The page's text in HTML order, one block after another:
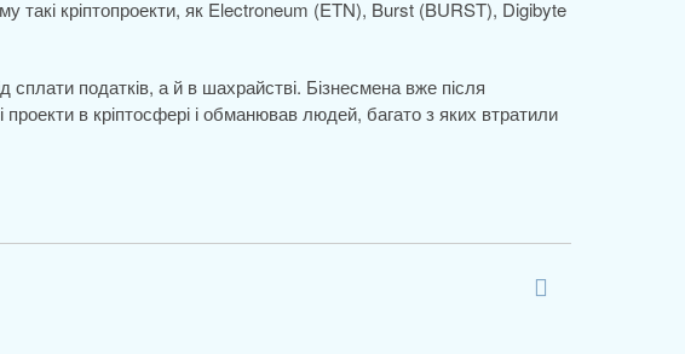
такі кріптопроекти, як Electroneum (ETN), Burst (BURST), Digibyte
податків, а й в шахрайстві. Бізнесмена вже після
в кріптосфері і обманював людей, багато з яких втратили